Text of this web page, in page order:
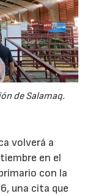
de Salamaq.
volverá a
en el
con la
una cita que